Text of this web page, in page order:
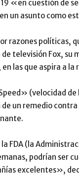
«en cuestión de
un asunto como
razones políticas,
televisión Fox, su
las que aspira a la
(velocidad de
un remedio
FDA (la
podrían ser
excelentes»,